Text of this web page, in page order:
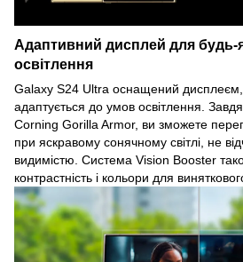
Адаптивний дисплей для будь-
освітлення
Galaxy S24 Ultra оснащений дисплеєм,
адаптується до умов освітлення.
Corning Gorilla Armor, ви зможете
при яскравому сонячному світлі, не
видимістю. Система Vision Booster
контрастність і кольори для